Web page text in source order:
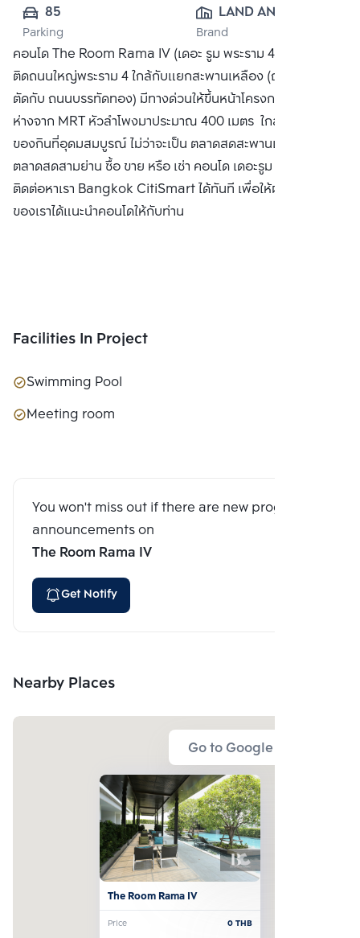
85
Parking
LAND AND
HOUSE PUBLIC
CO., LTD.
Brand
คอนโด The Room Rama IV (เดอะ รูม พระราม 4) ทำเลตั้งอยู่
ติดถนนใหญ่พระราม 4 ใกล้กับแยกสะพานเหลือง (ถนนพระราม 4
ตัดกับ ถนนบรรทัดทอง) มีทางด่วนให้ขึ้นหน้าโครงการ และอยู่
ห่างจาก MRT หัวลำโพงมาประมาณ 400 เมตร ใกล้แหล่ง
ของกินที่อุดมสมบูรณ์ ไม่ว่าจะเป็น ตลาดสดสะพานเหลือง
ตลาดสดสามย่าน ซื้อ ขาย หรือ เช่า คอนโด เดอะรูม พระราม 4
ติดต่อหาเรา Bangkok CitiSmart ได้ทันที เพื่อให้ผู้เชี่ยวชาญ
ของเราได้แนะนำคอนโดให้กับท่าน
Facilities In Project
Swimming Pool
Meeting room
You won't miss out if there are new program
announcements on
The Room Rama IV
Get Notify
Nearby Places
Go to Google Map
The Room Rama IV
Price 0THB